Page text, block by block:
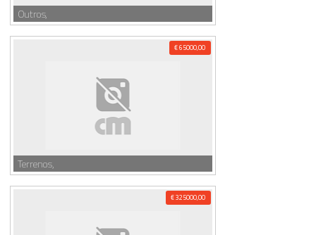
Outros,
€ 65000,00
Terrenos,
€ 325000,00